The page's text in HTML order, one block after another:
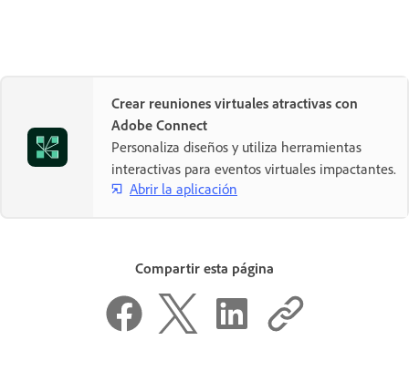
Crear reuniones virtuales atractivas con
Adobe Connect
Personaliza diseños y utiliza herramientas
interactivas para eventos virtuales impactantes.
Abrir la aplicación
Compartir esta página